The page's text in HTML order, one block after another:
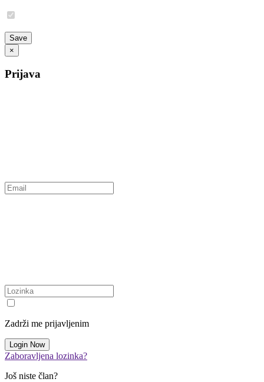
×
Prijava
Zadrži me prijavljenim
Zaboravljena lozinka?
Još niste član?